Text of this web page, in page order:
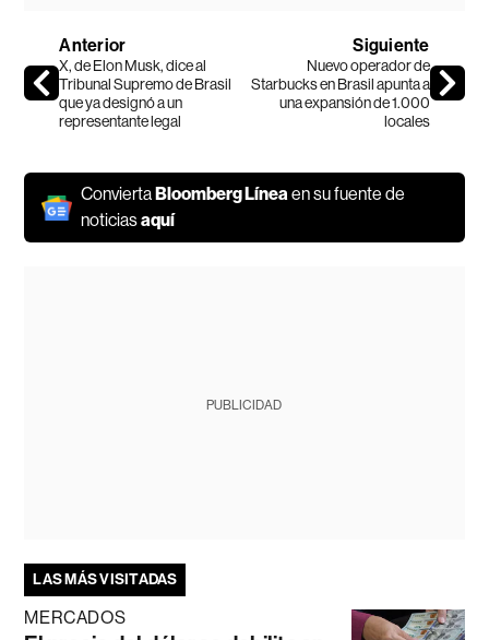
Anterior
X, de Elon Musk, dice al
Tribunal Supremo de Brasil
que ya designó a un
representante legal
Siguiente
Nuevo operador de
Starbucks en Brasil apunta a
una expansión de 1.000
locales
Convierta Bloomberg Líneaen su fuente de
noticiasaquí
PUBLICIDAD
LAS MÁS VISITADAS
MERCADOS